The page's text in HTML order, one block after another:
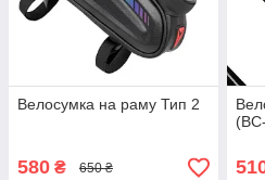
Велосумка на раму Тип 2
580 ₴ 650 ₴